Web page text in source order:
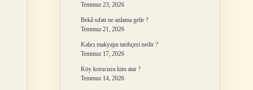
Temmuz 23, 2026
Bekâ sıfatı ne anlama gelir ?
Temmuz 21, 2026
Kalıcı makyajın tarihçesi nedir ?
Temmuz 17, 2026
Köy korucusu kim atar ?
Temmuz 14, 2026